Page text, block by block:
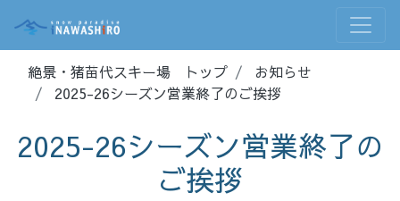
絶景・猪苗代スキー場 トップ
お知らせ
2025-26シーズン営業終了のご挨拶
2025-26シーズン営業終了の
ご挨拶